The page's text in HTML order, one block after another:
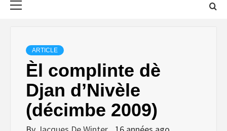
ARTICLE
Èl complinte dè
Djan d’Nivèle
(décimbe 2009)